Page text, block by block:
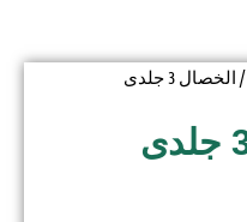
/ الخصال 3 جلدی